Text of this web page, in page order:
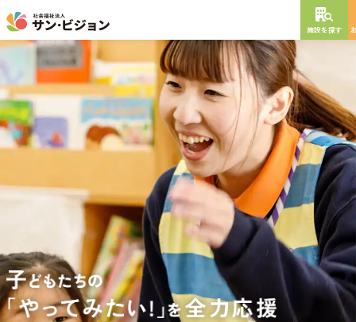
施設を探す
NEW OPEN
年
特別養護老人ホーム
短期入所生活介護
グレイスフル砧公園
東京都世田谷区大蔵 3丁目4番12号